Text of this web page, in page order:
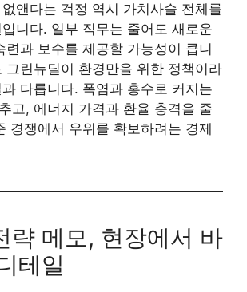
앤다는 걱정 역시 가치사슬 전체를
니다. 일부 직무는 줄어도 새로운
련과 보수를 제공할 가능성이 큽니
그린뉴딜이 환경만을 위한 정책이라
다릅니다. 폭염과 홍수로 커지는
고, 에너지 가격과 환율 충격을 줄
경쟁에서 우위를 확보하려는 경제
략 메모, 현장에서 바
테일